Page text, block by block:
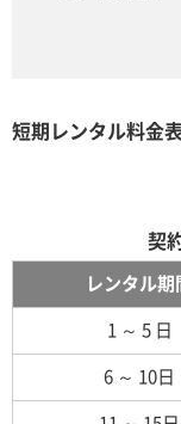
短期レンタル料金表
契
レンタル期
1 ～ 5 日
6 ～ 10日